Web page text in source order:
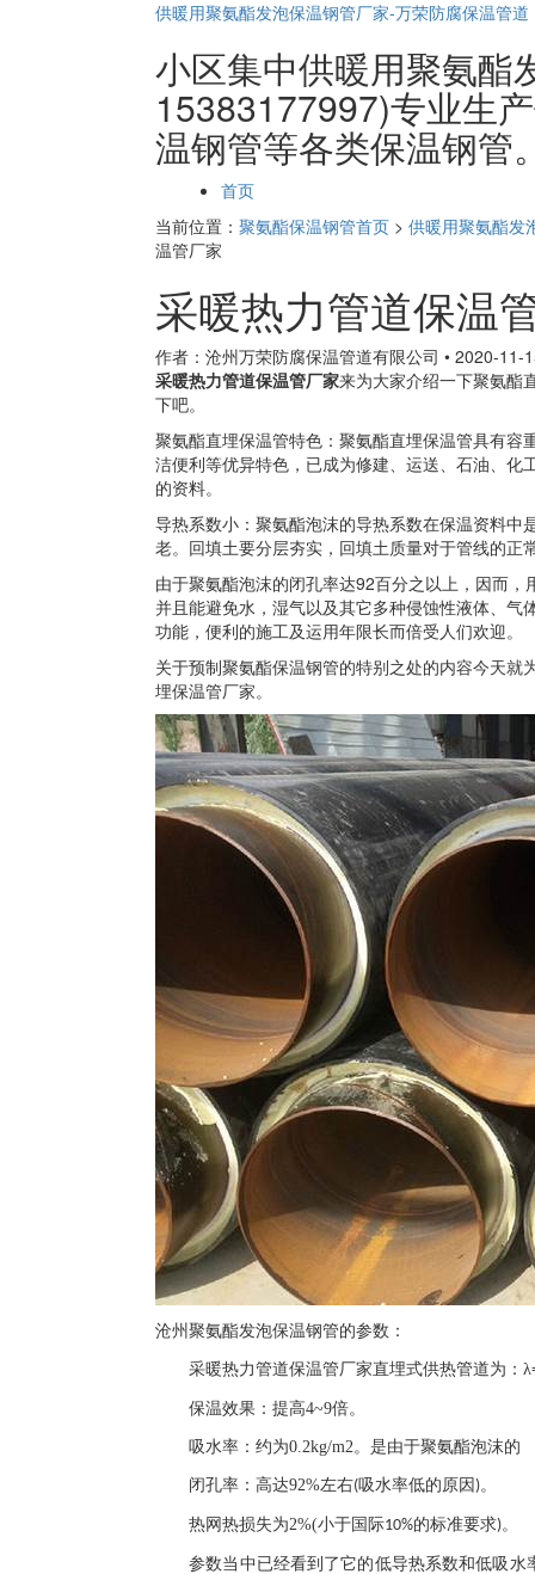
供暖用聚氨酯发泡保温钢管厂家-万荣防腐保温管道
小区集中供暖用聚氨酯
15383177997)专业生
温钢管等各类保温钢管
面
导
航
首页
当前位置： 聚氨酯保温钢管首页 > 供暖用聚氨酯发
温管厂家
采暖热力管道保温
作者：沧州万荣防腐保温管道有限公司 • 2020-11-
采暖热力管道保温管厂家来为大家介绍一下聚氨酯
下吧。
聚氨酯直埋保温管特色：聚氨酯直埋保温管具有
洁便利等优异特色，已成为修建、运送、石油、
的资料。
导热系数小：聚氨酯泡沫的导热系数在保温资料
老。回填土要分层夯实，回填土质量对于管线的正
由于聚氨酯泡沫的闭孔率达92百分之以上，因而
并且能避免水，湿气以及其它多种侵蚀性液体、
功能，便利的施工及运用年限长而倍受人们欢迎。
关于预制聚氨酯保温钢管的特别之处的内容今天
埋保温管厂家。
沧州聚氨酯发泡保温钢管的参数：
采暖热力管道保温管厂家直埋式供热管道为： λ
保温效果：提高4~9倍。
吸水率：约为0.2kg/m2。是由于聚氨酯泡沫的
闭孔率：高达92%左右(吸水率低的原因 )。
热网热损失为2%(小于国际10%的标准要求)。
参数当中已经看到了它的低导热系数和低吸水